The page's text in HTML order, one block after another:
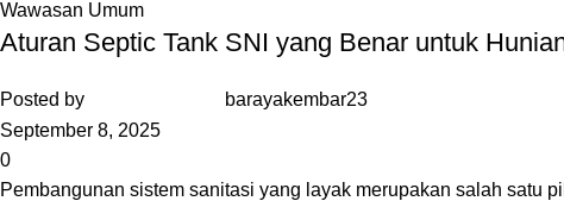
Wawasan Umum
Aturan Septic Tank SNI yang Benar untuk
Posted by
barayakembar23
September 8, 2025
0
Pembangunan sistem sanitasi yang layak merupakan salah satu